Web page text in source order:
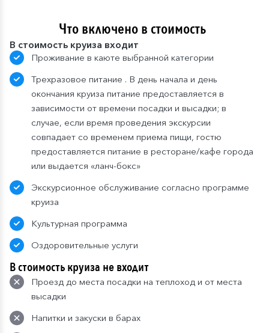
Что включено в стоимость
В стоимость круиза входит
Проживание в каюте выбранной категории
Трехразовое питание . В день начала и день
окончания круиза питание предоставляется в
зависимости от времени посадки и высадки; в
случае, если время проведения экскурсии
совпадает со временем приема пищи, гостю
предоставляется питание в ресторане/кафе города
или выдается «ланч-бокс»
Экскурсионное обслуживание согласно программе
круиза
Культурная программа
Оздоровительные услуги
В стоимость круиза не входит
Проезд до места посадки на теплоход и от места
высадки
Напитки и закуски в барах